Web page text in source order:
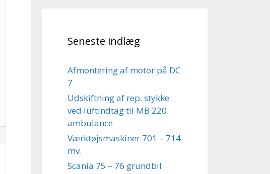
Seneste indlæg
Afmontering af motor på DC
7
Udskiftning af rep. stykke
ved luftindtag til MB 220
ambulance
Værktøjsmaskiner 701 – 714
mv.
Scania 75 – 76 grundbil